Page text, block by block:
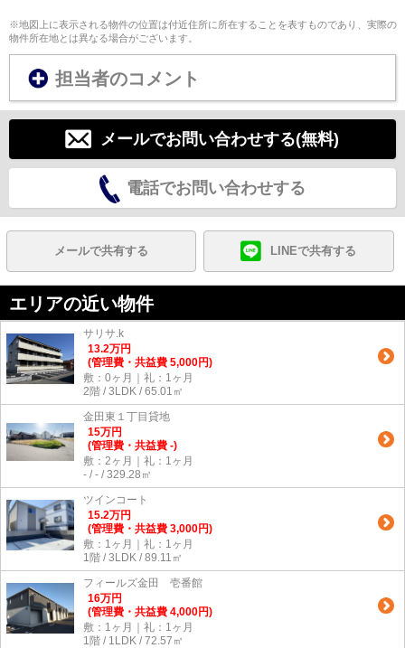
※地図上に表示される物件の位置は付近住所に所在することを表すものであり、実際の
物件所在地とは異なる場合がございます。
担当者のコメント
メールでお問い合わせする(無料)
電話でお問い合わせする
メールで共有する LINEで共有する
エリアの近い物件
サリサ.k
13.2万円
(管理費・共益費 5,000円)
敷：0ヶ月｜礼：1ヶ月
2階 / 3LDK / 65.01㎡
金田東１丁目貸地
15万円
(管理費・共益費 -)
敷：2ヶ月｜礼：1ヶ月
- / - / 329.28㎡
ツインコート
15.2万円
(管理費・共益費 3,000円)
敷：1ヶ月｜礼：1ヶ月
1階 / 3LDK / 89.11㎡
フィールズ金田 壱番館
16万円
(管理費・共益費 4,000円)
敷：1ヶ月｜礼：1ヶ月
1階 / 1LDK / 72.57㎡